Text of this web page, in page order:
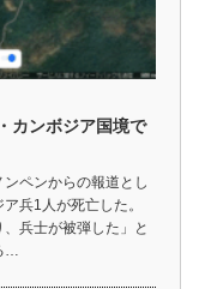
カンボジア国境で
ペンからの報道とし
兵1人が死亡した。
兵士が被弾した」と
…